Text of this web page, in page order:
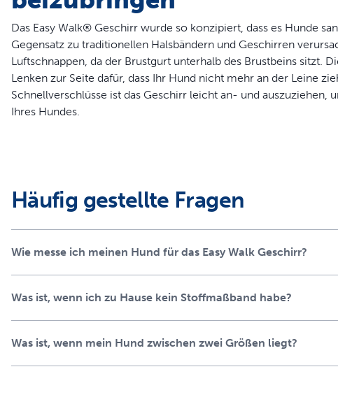
Das Easy Walk® Geschirr wurde so konzipiert, dass es Hunde
Gegensatz zu traditionellen Halsbändern und Geschirren
Luftschnappen, da der Brustgurt unterhalb des Brustbeins sitzt.
Lenken zur Seite dafür, dass Ihr Hund nicht mehr an der Leine
Schnellverschlüsse ist das Geschirr leicht an- und
Ihres Hundes.
Einfach anzupassen und benutzerfreundlich
Empfohlen von Tierärzten und Trainern
2 Schnellverschlüsse zum einfacheren Anziehen
Weiches Nylonmaterial
Anpassungsanleitung liegt bei
Häufig gestellte Fragen
Wie messe ich meinen Hund für das Easy Walk Geschirr?
Was ist, wenn ich zu Hause kein Stoffmaßband habe?
Was ist, wenn mein Hund zwischen zwei Größen liegt?